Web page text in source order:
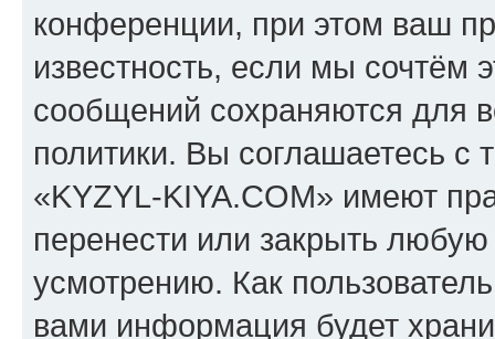
конференции, при этом ваш
известность, если мы сочтём
сообщений сохраняются для
политики. Вы соглашаетесь
«KYZYL-KIYA.COM» имеют
перенести или закрыть
усмотрению. Как
вами информация будет